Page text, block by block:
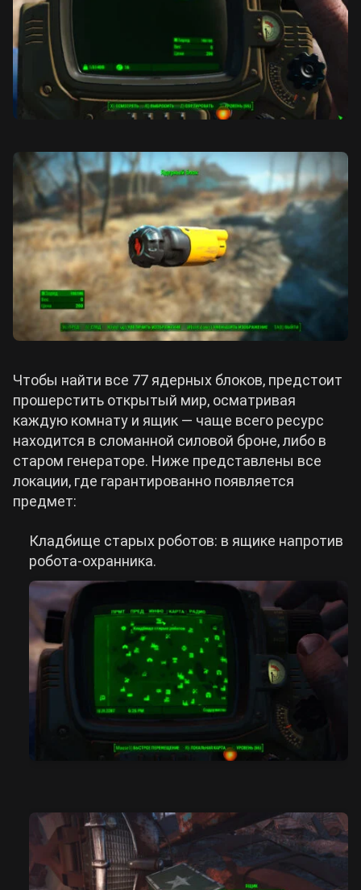
Чтобы найти все 77 ядерных блоков, предстоит
прошерстить открытый мир, осматривая
каждую комнату и ящик — чаще всего ресурс
находится в сломанной силовой броне, либо в
старом генераторе. Ниже представлены все
локации, где гарантированно появляется
предмет:
Кладбище старых роботов: в ящике напротив
робота-охранника.